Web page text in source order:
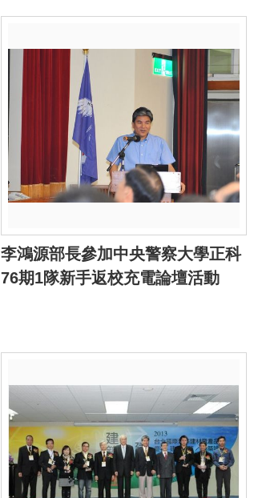
李鴻源部長參加中央警察大學正科
76期1隊新手返校充電論壇活動